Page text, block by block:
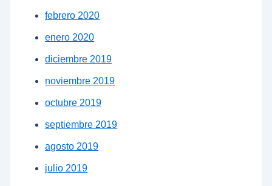
febrero 2020
enero 2020
diciembre 2019
noviembre 2019
octubre 2019
septiembre 2019
agosto 2019
julio 2019